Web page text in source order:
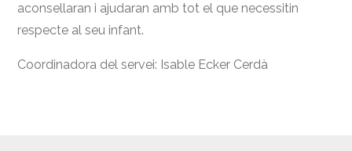
aconsellaran i ajudaran amb tot el que necessitin
respecte al seu infant.
Coordinadora del servei: Isable Ecker Cerdà